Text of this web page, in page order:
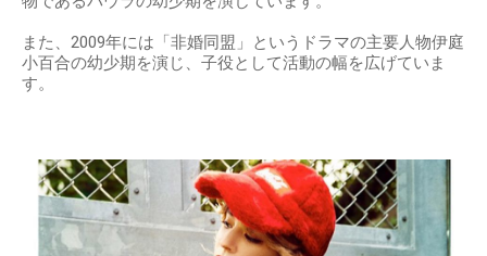
また、2009年には「非婚同盟」というドラマの主要人物伊庭
小百合の幼少期を演じ、子役として活動の幅を広げていま
す。